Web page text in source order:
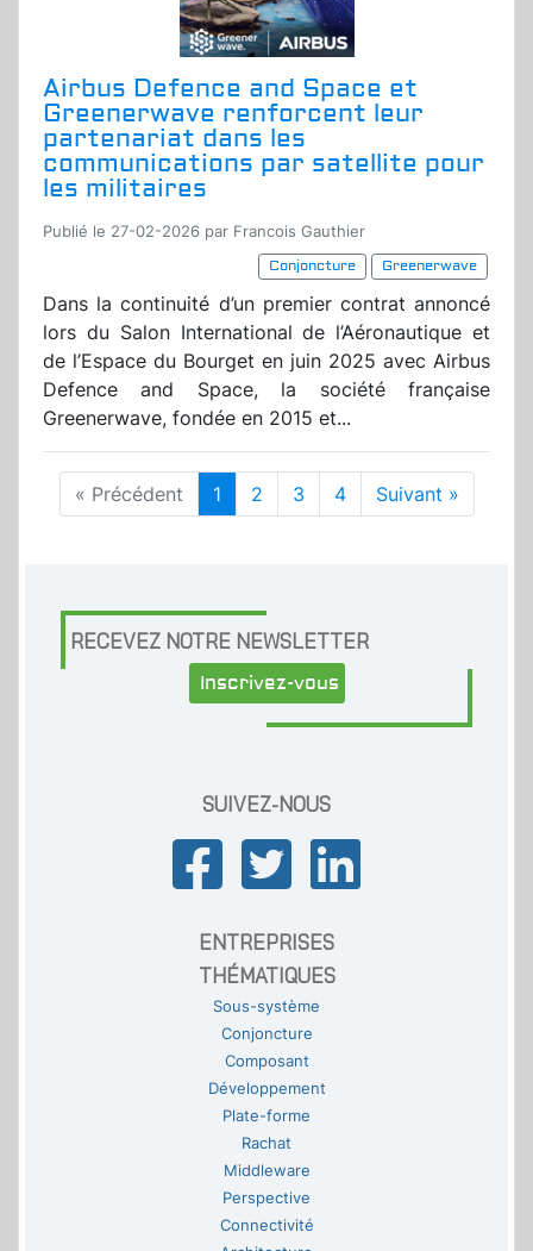
Airbus Defence and Space et
Greenerwave renforcent leur
partenariat dans les
communications par satellite pour
les militaires
Publié le 27-02-2026 par Francois Gauthier
Conjoncture
Greenerwave
Dans la continuité d’un premier contrat annoncé
lors du Salon International de l’Aéronautique et
de l’Espace du Bourget en juin 2025 avec Airbus
Defence and Space, la société française
Greenerwave, fondée en 2015 et...
« Précédent 1 2 3 4 Suivant »
RECEVEZ NOTRE NEWSLETTER
Inscrivez-vous
SUIVEZ-NOUS
ENTREPRISES
THÉMATIQUES
Sous-système
Conjoncture
Composant
Développement
Plate-forme
Rachat
Middleware
Perspective
Connectivité